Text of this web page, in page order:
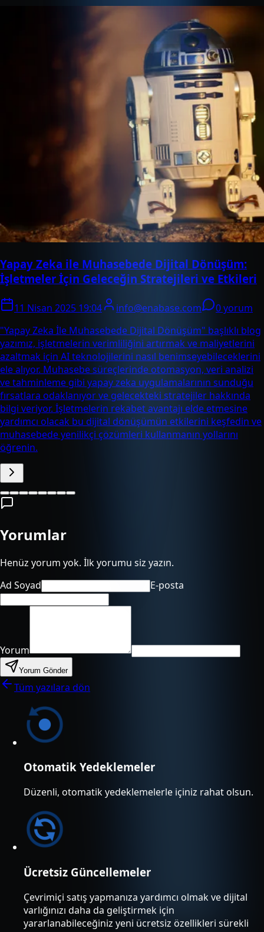
Yapay Zeka ile Muhasebede Dijital Dönüşüm:
İşletmeler İçin Geleceğin Stratejileri ve Etkileri
11 Nisan 2025 19:04 info@enabase.com
0 yorum
"Yapay Zeka İle Muhasebede Dijital Dönüşüm" başlıklı blog
yazımız, işletmelerin verimliliğini artırmak ve maliyetlerini
azaltmak için AI teknolojilerini nasıl benimseyebileceklerini
ele alıyor. Muhasebe süreçlerinde otomasyon, veri analizi
ve tahminleme gibi yapay zeka uygulamalarının sunduğu
fırsatlara odaklanıyor ve gelecekteki stratejiler hakkında
bilgi veriyor. İşletmelerin rekabet avantajı elde etmesine
yardımcı olacak bu dijital dönüşümün etkilerini keşfedin ve
muhasebede yenilikçi çözümleri kullanmanın yollarını
öğrenin.
Yorumlar
Henüz yorum yok. İlk yorumu siz yazın.
Ad Soyad
E-posta
Yorum
Yorum Gönder
Tüm yazılara dön
Otomatik Yedeklemeler
Düzenli, otomatik yedeklemelerle içiniz rahat olsun.
Ücretsiz Güncellemeler
Çevrimiçi satış yapmanıza yardımcı olmak ve dijital
varlığınızı daha da geliştirmek için
yararlanabileceğiniz yeni ücretsiz özellikleri sürekli